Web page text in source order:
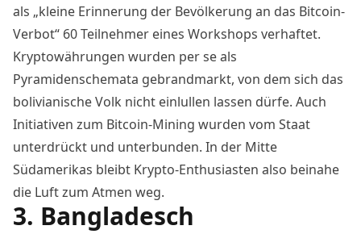
als „kleine Erinnerung der Bevölkerung an das Bitcoin-
Verbot“ 60 Teilnehmer eines Workshops verhaftet.
Kryptowährungen wurden per se als
Pyramidenschemata gebrandmarkt, von dem sich das
bolivianische Volk nicht einlullen lassen dürfe. Auch
Initiativen zum Bitcoin-Mining wurden vom Staat
unterdrückt und unterbunden. In der Mitte
Südamerikas bleibt Krypto-Enthusiasten also beinahe
die Luft zum Atmen weg.
3. Bangladesch